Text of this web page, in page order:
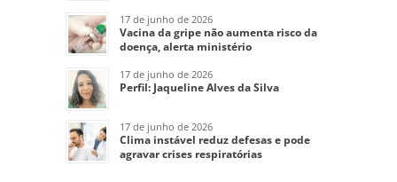
17 de junho de 2026
Vacina da gripe não aumenta risco da
doença, alerta ministério
17 de junho de 2026
Perfil: Jaqueline Alves da Silva
17 de junho de 2026
Clima instável reduz defesas e pode
agravar crises respiratórias